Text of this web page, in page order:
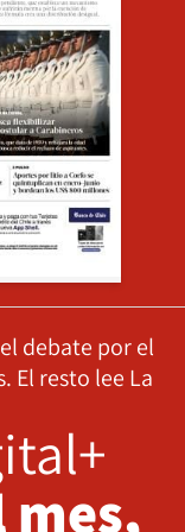
debate por el
El resto lee La
mes,